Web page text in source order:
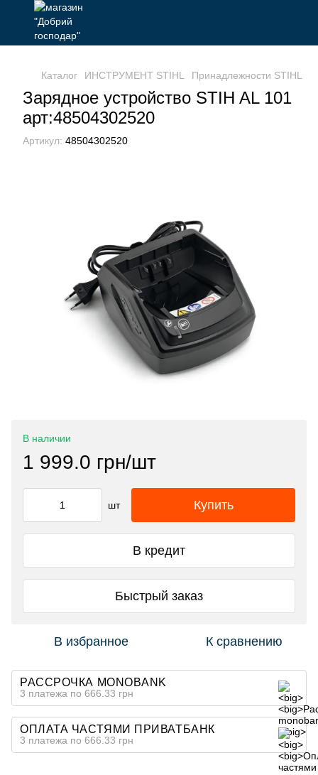
Каталог ИНСТРУМЕНТ STIHL Принадлежности STIHL
Зарядное устройство STIH AL 101
арт:48504302520
Артикул: 48504302520
В наличии
1 999.0 грн/шт
шт Купить
В кредит
Быстрый заказ
В избранное К сравнению
РАССРОЧКА MONOBANK
3 платежа по 666.33 грн
ОПЛАТА ЧАСТЯМИ ПРИВАТБАНК
3 платежа по 666.33 грн